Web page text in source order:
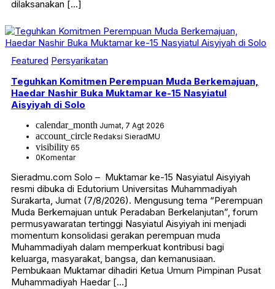
dilaksanakan […]
Featured Persyarikatan
Teguhkan Komitmen Perempuan Muda Berkemajuan,
Haedar Nashir Buka Muktamar ke-15 Nasyiatul
Aisyiyah di Solo
calendar_month Jumat, 7 Agt 2026
account_circle Redaksi SieradMU
visibility 65
0Komentar
Sieradmu.com Solo – Muktamar ke-15 Nasyiatul Aisyiyah
resmi dibuka di Edutorium Universitas Muhammadiyah
Surakarta, Jumat (7/8/2026). Mengusung tema “Perempuan
Muda Berkemajuan untuk Peradaban Berkelanjutan”, forum
permusyawaratan tertinggi Nasyiatul Aisyiyah ini menjadi
momentum konsolidasi gerakan perempuan muda
Muhammadiyah dalam memperkuat kontribusi bagi
keluarga, masyarakat, bangsa, dan kemanusiaan.
Pembukaan Muktamar dihadiri Ketua Umum Pimpinan Pusat
Muhammadiyah Haedar […]